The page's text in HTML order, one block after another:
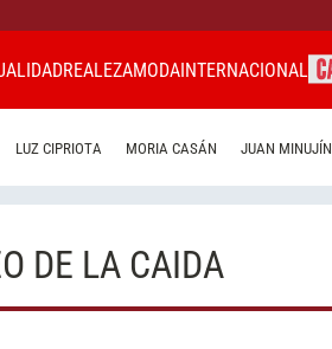
REALEZAMODAINTERNACIONAL
LUZ CIPRIOTA MORIA CASÁN JUAN MINUJÍN
DE LA CAIDA